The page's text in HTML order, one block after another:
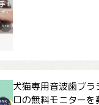
犬猫専用音波歯ブラ
ロの無料モニターを